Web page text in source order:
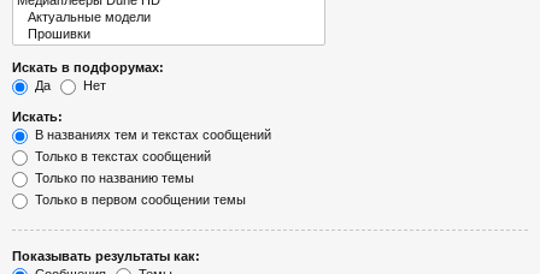
Искать в подфорумах:
Да
Нет
Искать:
В названиях тем и текстах сообщений
Только в текстах сообщений
Только по названию темы
Только в первом сообщении темы
Показывать результаты как: